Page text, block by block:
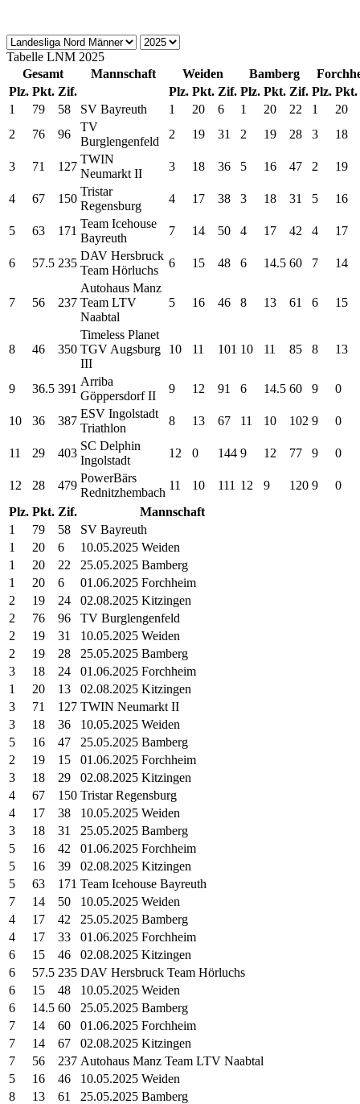
Tabelle LNM 2025
Gesamt
Mannschaft Weiden Bamberg
Plz. Pkt. Zif. Plz. Pkt. Zif. Plz. Pkt. Zif. Plz. Pkt.
1
79 58 SV Bayreuth 1 20 6 1 20 22 1
20
2
76 96
TV
Burglengenfeld
2 19 31 2 19 28 3 18
3 71 127
TWIN
Neumarkt II
3 18 36 5 16 47 2 19
4 67 150
Tristar
Regensburg
4 17 38 3 18 31 5 16
5 63 171
Team Icehouse
Bayreuth
7 14 50 4 17 42 4 17
6 57.5 235
DAV Hersbruck
Team Hörluchs
6 15 48 6 14.5 60 7 14
7 56 237
Autohaus Manz
Team LTV
Naabtal
5 16 46 8 13 61 6 15
8 46 350
Timeless Planet
TGV Augsburg
III
10 11 101 10 11 85 8 13
9 36.5 391
Arriba
Göppersdorf II
9 12 91 6 14.5 60 9 0
10 36 387
ESV Ingolstadt
Triathlon
8 13 67 11 10 102 9 0
11 29 403
SC Delphin
Ingolstadt
12 0 144 9 12 77 9 0
12 28 479
PowerBärs
Rednitzhembach
11 10 111 12 9 120 9
0
Plz. Pkt. Zif.
Mannschaft
1
79 58
SV Bayreuth
1
20 6
10.05.2025 Weiden
1
20 22
25.05.2025 Bamberg
1
20 6
01.06.2025 Forchheim
2
19 24
02.08.2025 Kitzingen
2
76 96
TV Burglengenfeld
2
19 31
10.05.2025 Weiden
2
19 28
25.05.2025 Bamberg
3
18 24
01.06.2025 Forchheim
1
20 13
02.08.2025 Kitzingen
3
71 127 TWIN Neumarkt II
3
18 36
10.05.2025 Weiden
5
16 47
25.05.2025 Bamberg
2
19 15
01.06.2025 Forchheim
3
18 29
02.08.2025 Kitzingen
4
67 150 Tristar Regensburg
4
17 38
10.05.2025 Weiden
3
18 31
25.05.2025 Bamberg
5
16 42
01.06.2025 Forchheim
5
16 39
02.08.2025 Kitzingen
5
63 171 Team Icehouse Bayreuth
7
14 50
10.05.2025 Weiden
4
17 42
25.05.2025 Bamberg
4
17 33
01.06.2025 Forchheim
6
15 46
02.08.2025 Kitzingen
6
57.5 235 DAV Hersbruck Team Hörluchs
6
15 48
10.05.2025 Weiden
6
14.5 60
25.05.2025 Bamberg
7
14 60
01.06.2025 Forchheim
7
14 67
02.08.2025 Kitzingen
7
56 237 Autohaus Manz Team LTV Naabtal
5
16 46
10.05.2025 Weiden
8
13 61
25.05.2025 Bamberg